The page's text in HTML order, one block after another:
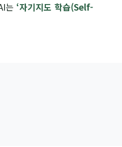
는 ‘자기지도 학습(Self-